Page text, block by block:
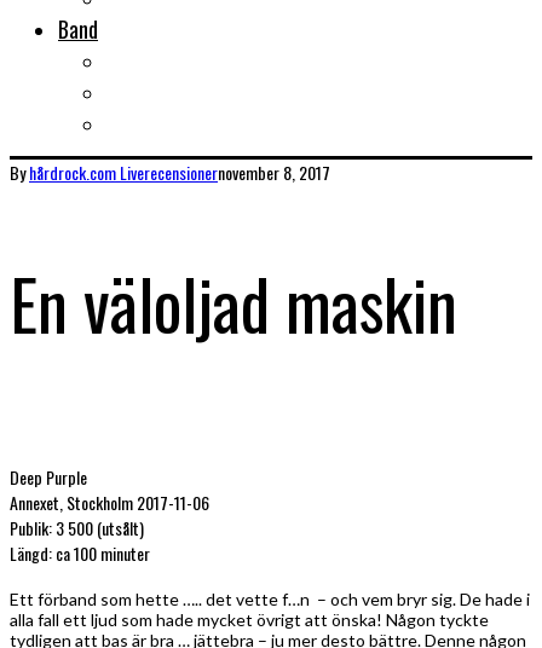
Band
Byhårdrock.comLiverecensionernovember 8, 2017
En väloljad maskin
Deep Purple
Annexet, Stockholm 2017-11-06
Publik: 3 500 (utsålt)
Längd: ca 100 minuter
Ett förband som hette ….. det vette f…n – och vem bryr sig. De hade i
alla fall ett ljud som hade mycket övrigt att önska! Någon tyckte
tydligen att bas är bra … jättebra – ju mer desto bättre. Denne någon